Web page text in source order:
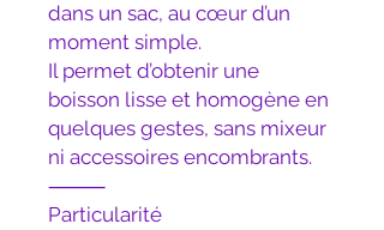
dans un sac, au cœur d’un
moment simple.
Il permet d’obtenir une
boisson lisse et homogène en
quelques gestes, sans mixeur
ni accessoires encombrants.
⸻
Particularité